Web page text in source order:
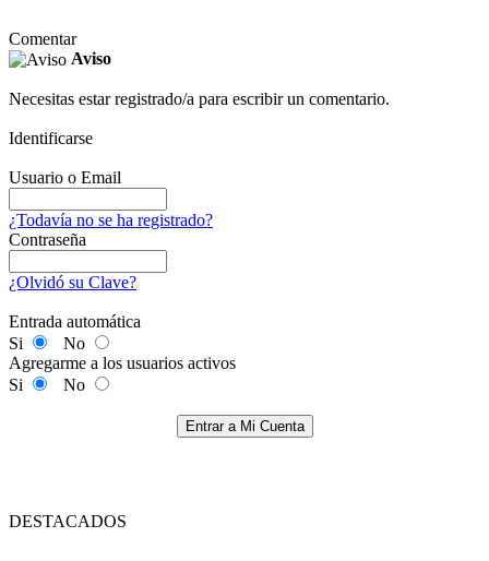
Comentar
Aviso
Necesitas estar registrado/a para escribir un comentario.
Identificarse
Usuario o Email
¿Todavía no se ha registrado?
Contraseña
¿Olvidó su Clave?
Entrada automática
Si
No
Agregarme a los usuarios activos
Si
No
Entrar a Mi Cuenta
DESTACADOS